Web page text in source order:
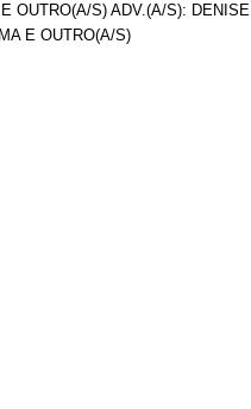
OUTRO(A/S) ADV.(A/S): DENISE
E OUTRO(A/S)